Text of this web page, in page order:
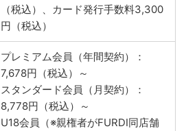
（税込）、カード発行手数料3,300
円（税込）
プレミアム会員（年間契約）：
7,678円（税込）～
スタンダード会員（月契約）：
8,778円（税込）～
U18会員（※親権者がFURDI同店舗